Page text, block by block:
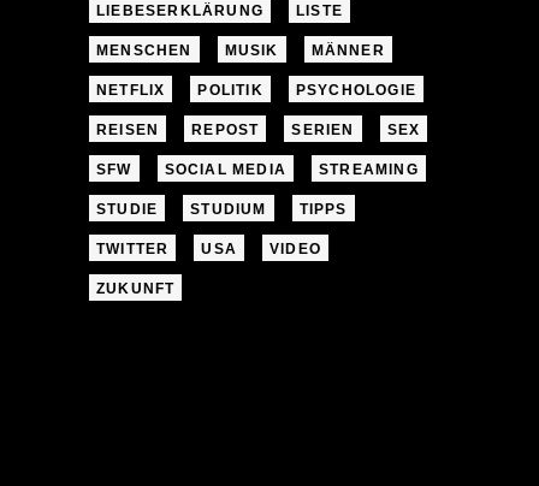
LIEBESERKLÄRUNG LISTE
MENSCHEN MUSIK MÄNNER
NETFLIX POLITIK PSYCHOLOGIE
REISEN REPOST SERIEN SEX
SFW SOCIAL MEDIA STREAMING
STUDIE STUDIUM TIPPS
TWITTER USA VIDEO
ZUKUNFT